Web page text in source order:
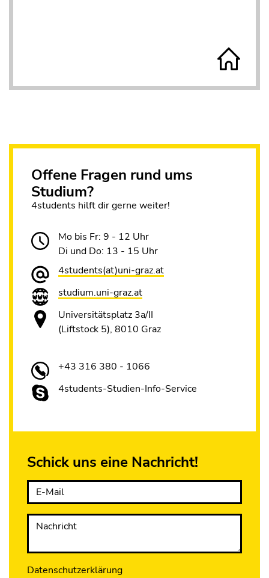
Offene Fragen rund ums
Studium?
4students hilft dir gerne weiter!
Mo bis Fr: 9 - 12 Uhr
Di und Do: 13 - 15 Uhr
4students(at)uni-graz.at
studium.uni-graz.at
Universitätsplatz 3a/II
(Liftstock 5), 8010 Graz
+43 316 380 - 1066
4students-Studien-Info-Service
Schick uns eine Nachricht!
E-Mail
Nachricht
Datenschutzerklärung